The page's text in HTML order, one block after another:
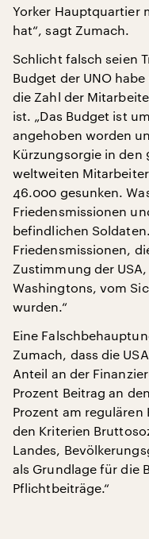
Yorker Hauptquartier
hat“, sagt Zumach.
Schlicht falsch seien
Budget der UNO
die Zahl der
ist. „Das Budget ist
angehoben worden
Kürzungsorgie in den
weltweiten
46.000 gesunken.
Friedensmissionen
befindlichen
Friedensmissionen,
Zustimmung der
Washingtons, vom
wurden.“
Eine
Zumach, dass die
Anteil an der
Prozent Beitrag an
Prozent am regulären
den Kriterien
Landes,
als Grundlage für die
Pflichtbeiträge.“